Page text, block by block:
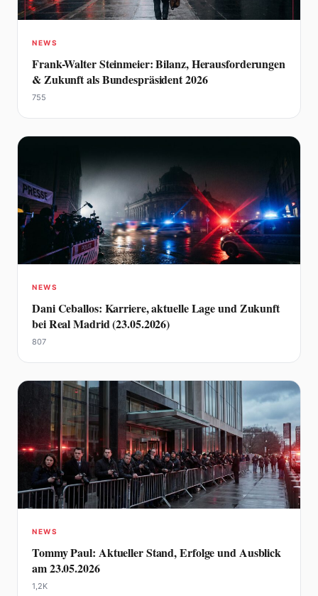
NEWS
Frank-Walter Steinmeier: Bilanz, Herausforderungen
& Zukunft als Bundespräsident 2026
755
NEWS
Dani Ceballos: Karriere, aktuelle Lage und Zukunft
bei Real Madrid (23.05.2026)
807
NEWS
Tommy Paul: Aktueller Stand, Erfolge und Ausblick
am 23.05.2026
1,2K